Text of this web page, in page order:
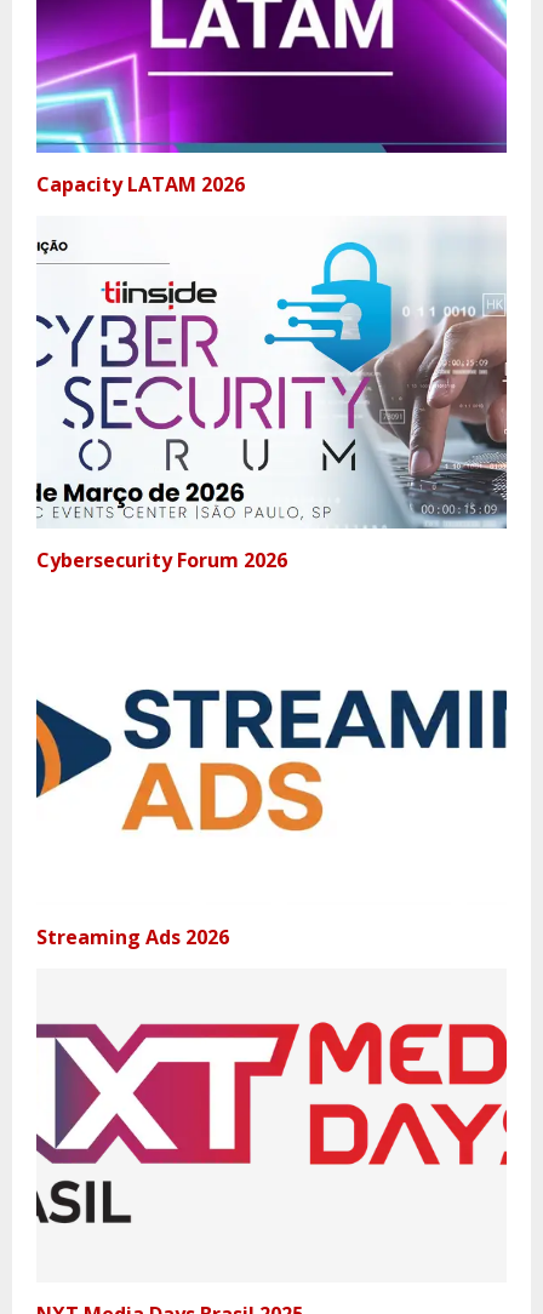
Capacity LATAM 2026
Cybersecurity Forum 2026
Streaming Ads 2026